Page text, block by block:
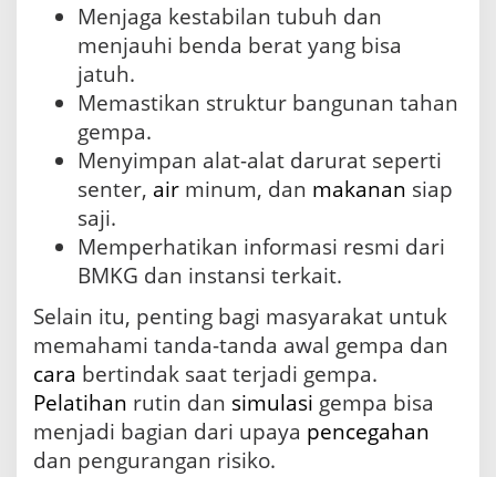
Menjaga kestabilan tubuh dan
menjauhi benda berat yang bisa
jatuh.
Memastikan struktur bangunan tahan
gempa.
Menyimpan alat-alat darurat seperti
senter, air minum, dan makanan siap
saji.
Memperhatikan informasi resmi dari
BMKG dan instansi terkait.
Selain itu, penting bagi masyarakat untuk
memahami tanda-tanda awal gempa dan
cara bertindak saat terjadi gempa.
Pelatihan rutin dan simulasi gempa bisa
menjadi bagian dari upaya pencegahan
dan pengurangan risiko.